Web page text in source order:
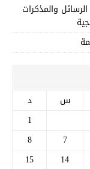
والمذكرات
س
د
1
7
8
14
15